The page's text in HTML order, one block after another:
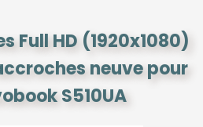
Full HD (1920x1080)
neuve pour
S510UA